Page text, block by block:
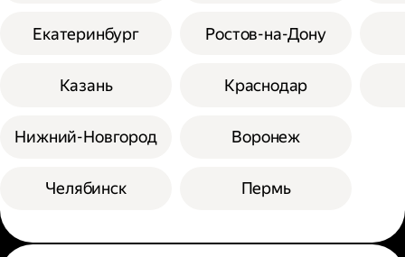
Екатеринбург
Казань
Нижний-Новгород
Челябинск
Ростов-на-Дону
Краснодар
Воронеж
Пермь